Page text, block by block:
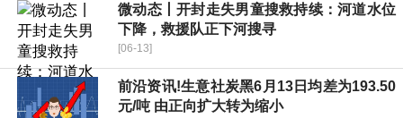
微动态丨开封走失男童搜救持续：河道水位
下降，救援队正下河搜寻
[06-13]
前沿资讯!生意社炭黑6月13日均差为193.50
元/吨 由正向扩大转为缩小